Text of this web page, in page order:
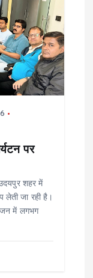
पर
शहर में
लेती जा रही है।
में लगभग